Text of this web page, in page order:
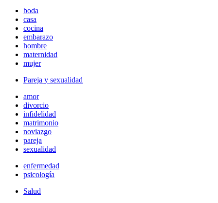
boda
casa
cocina
embarazo
hombre
maternidad
mujer
Pareja y sexualidad
amor
divorcio
infidelidad
matrimonio
noviazgo
pareja
sexualidad
enfermedad
psicología
Salud